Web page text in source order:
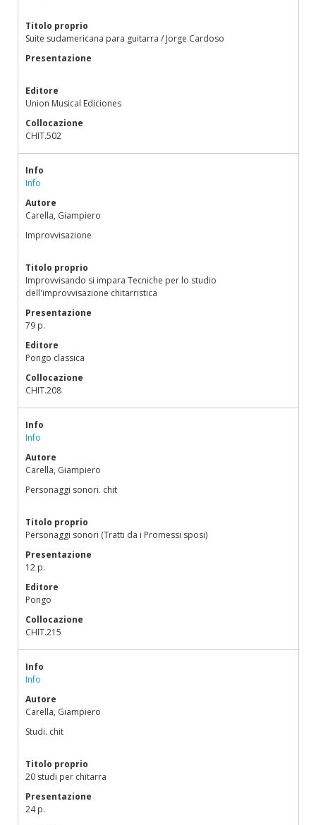
Titolo proprio
Suite sudamericana para guitarra / Jorge Cardoso
Presentazione
Editore
Union Musical Ediciones
Collocazione
CHIT.502
Info
Info
Autore
Carella, Giampiero
Improvvisazione
Titolo proprio
Improvvisando si impara Tecniche per lo studio
dell'improvvisazione chitarristica
Presentazione
79 p.
Editore
Pongo classica
Collocazione
CHIT.208
Info
Info
Autore
Carella, Giampiero
Personaggi sonori. chit
Titolo proprio
Personaggi sonori (Tratti da i Promessi sposi)
Presentazione
12 p.
Editore
Pongo
Collocazione
CHIT.215
Info
Info
Autore
Carella, Giampiero
Studi. chit
Titolo proprio
20 studi per chitarra
Presentazione
24 p.